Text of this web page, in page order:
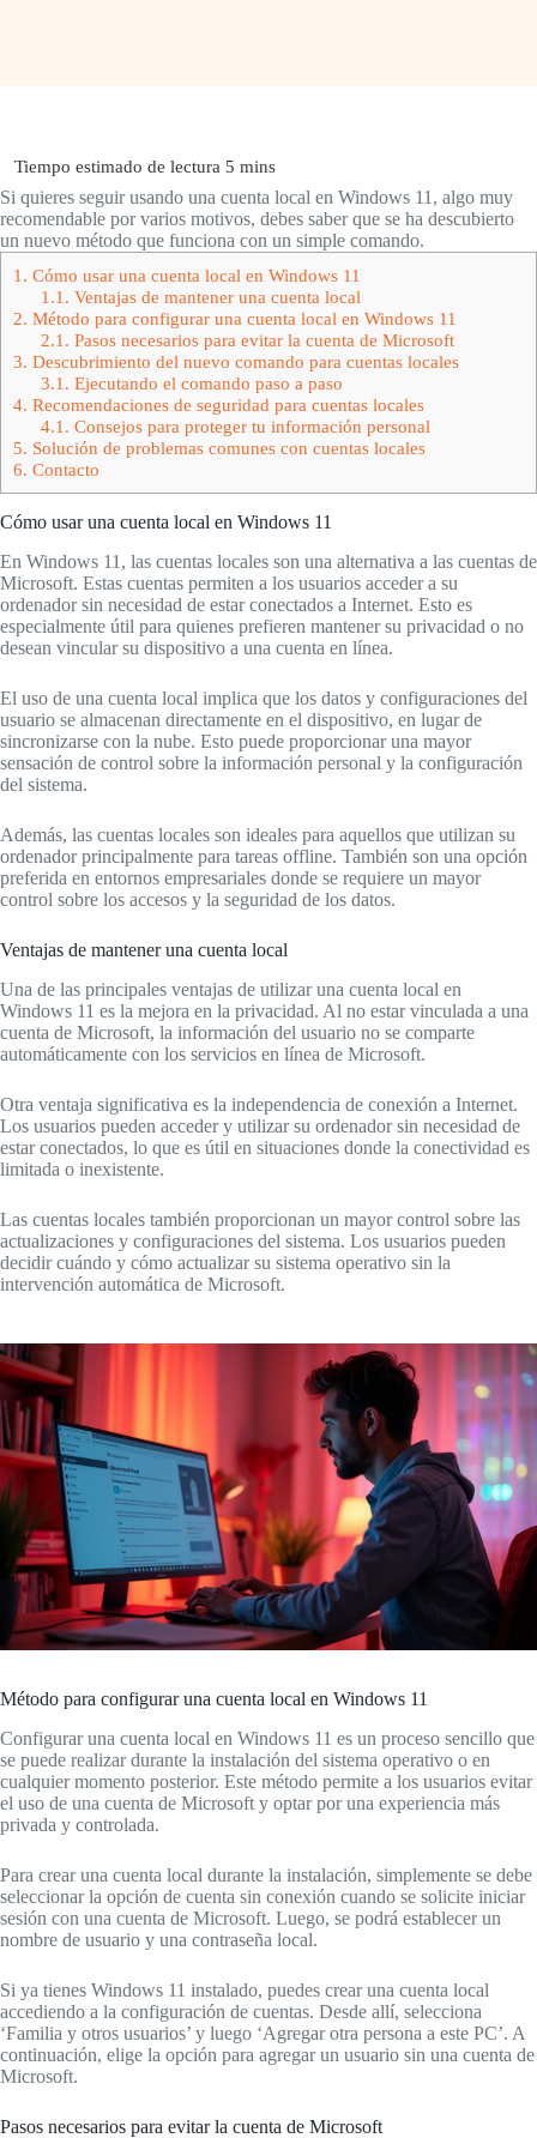
Si quieres seguir usando una cuenta local en Windows 11, algo muy
recomendable por varios motivos, debes saber que se ha descubierto
un nuevo método que funciona con un simple comando.
1. Cómo usar una cuenta local en Windows 11
1.1. Ventajas de mantener una cuenta local
2. Método para configurar una cuenta local en Windows 11
2.1. Pasos necesarios para evitar la cuenta de Microsoft
3. Descubrimiento del nuevo comando para cuentas locales
3.1. Ejecutando el comando paso a paso
4. Recomendaciones de seguridad para cuentas locales
4.1. Consejos para proteger tu información personal
5. Solución de problemas comunes con cuentas locales
6. Contacto
Cómo usar una cuenta local en Windows 11
En Windows 11, las cuentas locales son una alternativa a las cuentas de
Microsoft. Estas cuentas permiten a los usuarios acceder a su
ordenador sin necesidad de estar conectados a Internet. Esto es
especialmente útil para quienes prefieren mantener su privacidad o no
desean vincular su dispositivo a una cuenta en línea.
El uso de una cuenta local implica que los datos y configuraciones del
usuario se almacenan directamente en el dispositivo, en lugar de
sincronizarse con la nube. Esto puede proporcionar una mayor
sensación de control sobre la información personal y la configuración
del sistema.
Además, las cuentas locales son ideales para aquellos que utilizan su
ordenador principalmente para tareas offline. También son una opción
preferida en entornos empresariales donde se requiere un mayor
control sobre los accesos y la seguridad de los datos.
Ventajas de mantener una cuenta local
Una de las principales ventajas de utilizar una cuenta local en
Windows 11 es la mejora en la privacidad. Al no estar vinculada a una
cuenta de Microsoft, la información del usuario no se comparte
automáticamente con los servicios en línea de Microsoft.
Otra ventaja significativa es la independencia de conexión a Internet.
Los usuarios pueden acceder y utilizar su ordenador sin necesidad de
estar conectados, lo que es útil en situaciones donde la conectividad es
limitada o inexistente.
Las cuentas locales también proporcionan un mayor control sobre las
actualizaciones y configuraciones del sistema. Los usuarios pueden
decidir cuándo y cómo actualizar su sistema operativo sin la
intervención automática de Microsoft.
Método para configurar una cuenta local en Windows 11
Configurar una cuenta local en Windows 11 es un proceso sencillo que
se puede realizar durante la instalación del sistema operativo o en
cualquier momento posterior. Este método permite a los usuarios evitar
el uso de una cuenta de Microsoft y optar por una experiencia más
privada y controlada.
Para crear una cuenta local durante la instalación, simplemente se debe
seleccionar la opción de cuenta sin conexión cuando se solicite iniciar
sesión con una cuenta de Microsoft. Luego, se podrá establecer un
nombre de usuario y una contraseña local.
Si ya tienes Windows 11 instalado, puedes crear una cuenta local
accediendo a la configuración de cuentas. Desde allí, selecciona
‘Familia y otros usuarios’ y luego ‘Agregar otra persona a este PC’. A
continuación, elige la opción para agregar un usuario sin una cuenta de
Microsoft.
Pasos necesarios para evitar la cuenta de Microsoft